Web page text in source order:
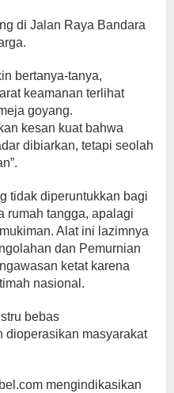
di Jalan Raya Bandara
bertanya-tanya,
keamanan terlihat
goyang.
kesan kuat bahwa
dibiarkan, tetapi seolah
tidak diperuntukkan bagi
rumah tangga, apalagi
Alat ini lazimnya
dan Pemurnian
ketat karena
nasional.
bebas
masyarakat
mengindikasikan